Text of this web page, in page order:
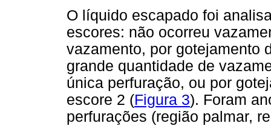
O líquido escapado foi
escores: não ocorreu
vazamento, por gotejamento
grande quantidade de
única perfuração, ou por
escore 2 (Figura 3). Foram
perfurações (região palmar,